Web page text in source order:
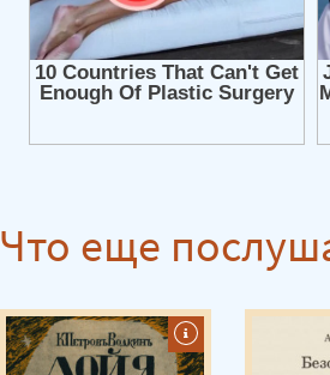
Что еще